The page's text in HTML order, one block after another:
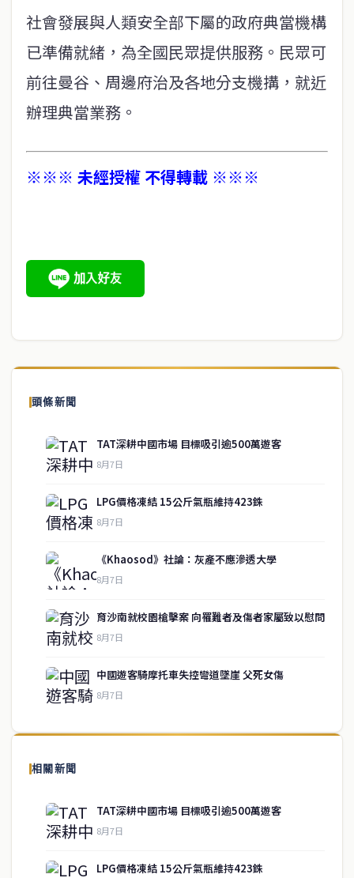
社會發展與人類安全部下屬的政府典當機構
已準備就緒，為全國民眾提供服務。民眾可
前往曼谷、周邊府治及各地分支機搆，就近
辦理典當業務。
※※※ 未經授權 不得轉載 ※※※
頭條新聞
TAT深耕中國市場 目標吸引逾500萬遊客
8月7日
LPG價格凍結 15公斤氣瓶維持423銖
8月7日
《Khaosod》社論：灰產不應滲透大學
8月7日
育沙南就校園槍擊案 向罹難者及傷者家屬致以慰問
8月7日
中國遊客騎摩托車失控彎道墜崖 父死女傷
8月7日
相關新聞
TAT深耕中國市場 目標吸引逾500萬遊客
8月7日
LPG價格凍結 15公斤氣瓶維持423銖
關於我們
泰國中文新聞（TCN）是一家總部設於曼谷的中文新聞媒體，致力於
供即時、客觀、多元的中文新聞內容。
service@thaichinesenews.com